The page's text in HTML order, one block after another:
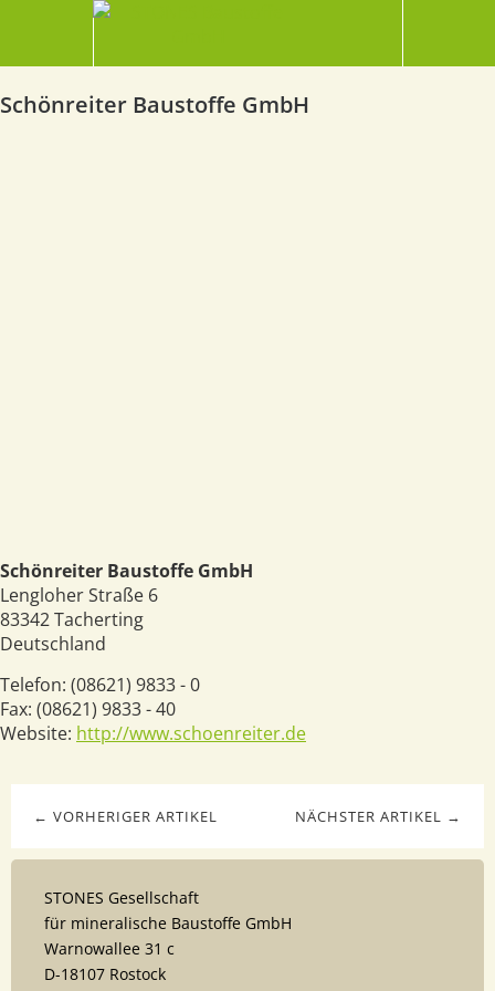
Schönreiter Baustoffe GmbH
Schönreiter Baustoffe GmbH
Lengloher Straße 6
83342Tacherting
Deutschland
Telefon: (08621) 9833 - 0
Fax: (08621) 9833 - 40
Website: http://www.schoenreiter.de
NÄCHSTER ARTIKEL →
← VORHERIGER ARTIKEL
STONES Gesellschaft
für mineralische Baustoffe GmbH
Warnowallee 31 c
D-18107 Rostock